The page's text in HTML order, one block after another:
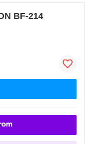
BF-214